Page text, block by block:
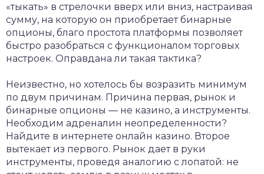
«тыкать» в стрелочки вверх или вниз, настраивая
сумму, на которую он приобретает бинарные
опционы, благо простота платформы позволяет
быстро разобраться с функционалом торговых
настроек. Оправдана ли такая тактика?
Неизвестно, но хотелось бы возразить минимум
по двум причинам. Причина первая, рынок и
бинарные опционы — не казино, а инструменты.
Необходим адреналин неопределенности?
Найдите в интернете онлайн казино. Второе
вытекает из первого. Рынок дает в руки
инструменты, проведя аналогию с лопатой: не